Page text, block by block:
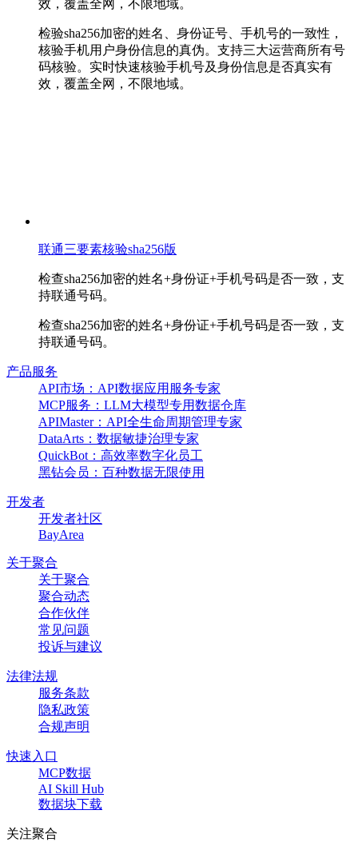
效，覆盖全网，不限地域。
检验sha256加密的姓名、身份证号、手机号的一致性，
核验手机用户身份信息的真伪。支持三大运营商所有号
码核验。实时快速核验手机号及身份信息是否真实有
效，覆盖全网，不限地域。
联通三要素核验sha256版
检查sha256加密的姓名+身份证+手机号码是否一致，支
持联通号码。
检查sha256加密的姓名+身份证+手机号码是否一致，支
持联通号码。
产品服务
API市场：API数据应用服务专家
MCP服务：LLM大模型专用数据仓库
APIMaster：API全生命周期管理专家
DataArts：数据敏捷治理专家
QuickBot：高效率数字化员工
黑钻会员：百种数据无限使用
开发者
开发者社区
BayArea
关于聚合
关于聚合
聚合动态
合作伙伴
常见问题
投诉与建议
法律法规
服务条款
隐私政策
合规声明
快速入口
MCP数据
AI Skill Hub
数据块下载
关注聚合